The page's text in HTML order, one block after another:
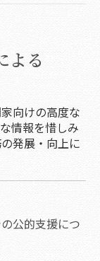
よる
向けの高度な
情報を惜しみ
発展・向上に
公的支援につ